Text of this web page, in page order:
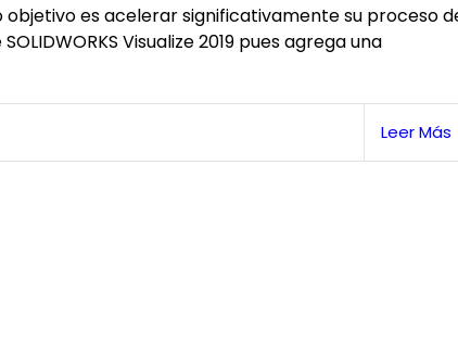
objetivo es acelerar significativamente su proceso
Visualize 2019 pues agrega una
Leer Más